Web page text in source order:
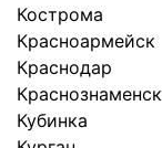
Кострома
Красноармейск
Краснодар
Краснознаменск
Кубинка